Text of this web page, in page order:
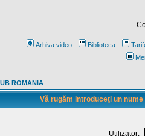
Arhiva video Biblioteca
ROMANIA
Vă rugăm introduceţi un
Utilizator: